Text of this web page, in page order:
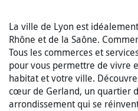
La ville de Lyon est
Rhône et de la Saône.
Tous les commerces et
pour vous permettre de vivre
habitat et votre ville.
cœur de Gerland, un quartier
arrondissement qui se